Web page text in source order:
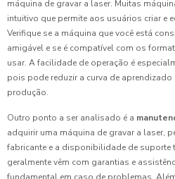
máquina de gravar a laser. Muitas
intuitivo que permite aos usuários criar e
Verifique se a máquina que você está
amigável e se é compatível com os
usar. A facilidade de operação é
pois pode reduzir a curva de aprendizado
produção.
Outro ponto a ser analisado é a
adquirir uma máquina de gravar a laser,
fabricante e a disponibilidade de suporte
geralmente vêm com garantias e